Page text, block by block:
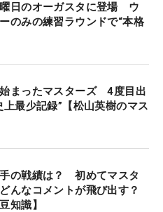
日のオーガスタに登場 ウ
のみの練習ラウンドで“本格
まったマスターズ 4度目出
上最少記録”【松山英樹のマス
の戦績は？ 初めてマスタ
んなコメントが飛び出す？
知識】